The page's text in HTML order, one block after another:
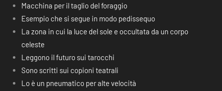
Macchina per il taglio del foraggio
Esempio che si segue in modo pedissequo
La zona in cui la luce del sole e occultata da un corpo
celeste
Leggono il futuro sui tarocchi
Sono scritti sui copioni teatrali
Lo è un pneumatico per alte velocità